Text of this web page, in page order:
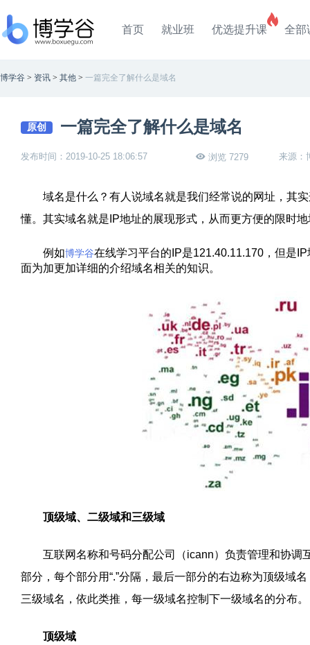
首页 就业班 优选提升课 全部
博学谷 > 资讯 > 其他 > 一篇完全了解什么是域名
原创 一篇完全了解什么是域名
发布时间：2019-10-25 18:06:57 浏览 7279 来源：
域名是什么？有人说域名就是我们经常说的网址，其实
懂。其实域名就是IP地址的展现形式，从而更方便的限时
例如博学谷在线学习平台的IP是121.40.11.170，但是
面为加更加详细的介绍域名相关的知识。
顶级域、二级域和三级域
互联网名称和号码分配公司（icann）负责管理和协调
部分，每个部分用“.”分隔，最后一部分的右边称为顶级域
三级域名，依此类推，每一级域名控制下一级域名的分布。
顶级域